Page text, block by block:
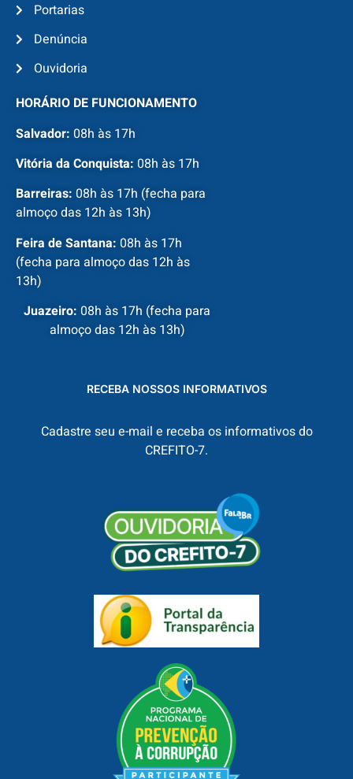
Portarias
Denúncia
Ouvidoria
HORÁRIO DE FUNCIONAMENTO
Salvador: 08h às 17h
Vitória da Conquista: 08h às 17h
Barreiras: 08h às 17h (fecha para
almoço das 12h às 13h)
Feira de Santana: 08h às 17h
(fecha para almoço das 12h às
13h)
Juazeiro: 08h às 17h (fecha para
almoço das 12h às 13h)
RECEBA NOSSOS INFORMATIVOS
Cadastre seu e-mail e receba os informativos do
CREFITO-7.